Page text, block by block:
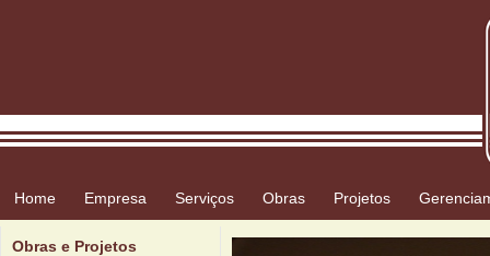
Home Empresa Serviços Obras Projetos
Obras e Projetos